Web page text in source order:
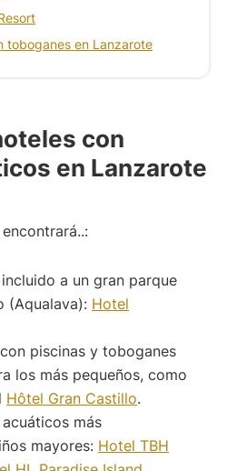
toboganes en Lanzarote
con
en Lanzarote
a un gran parque
(Aqualava): Hotel
piscinas y toboganes
los más pequeños, como
Hôtel Gran Castillo.
más
mayores: Hotel TBH